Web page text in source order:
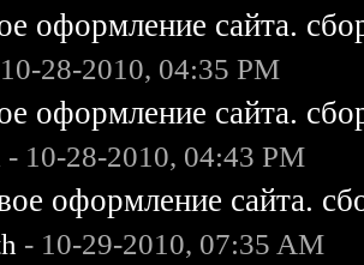
оформление сайта.
28-2010, 04:35 PM
оформление сайта.
- 10-28-2010, 04:43 PM
оформление сайта.
- 10-29-2010, 07:35 AM